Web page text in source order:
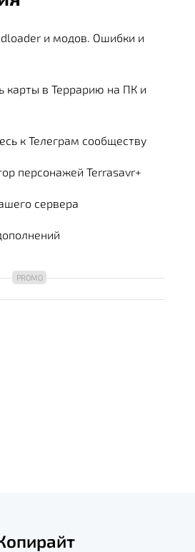
и модов. Ошибки и
карты в Террарию на ПК и
к Телеграм сообществу
персонажей Terrasavr+
сервера